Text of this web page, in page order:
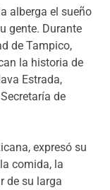
alberga el sueño
gente. Durante
de Tampico,
la historia de
Estrada,
de
expresó su
comida, la
de su larga